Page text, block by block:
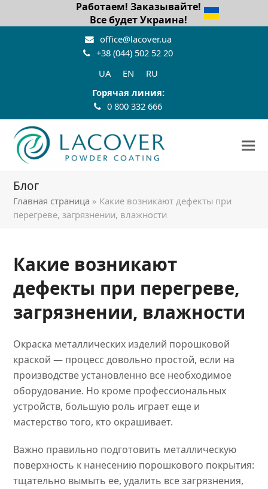
Работаем! Заказывайте!
Все будет Украина!
office@lacover.ua
+38 (044) 502 52 20
UA
EN
RU
Горячая линия:
0 800 332 666
Блог
Главная страница » Какие возникают дефекты при
перегреве, загрязнении, влажности
Какие возникают
дефекты при перегреве,
загрязнении, влажности
Окраска металлических изделий порошковой
краской — процесс довольно простой, если на
производстве установленно все необходимое
оборудование. Но кроме профессиональных
устройств, большую роль играет еще и
мастерство того, кто окрашивает.
Важно правильно подготовить металлическую
поверхность к нанесению порошкового покрытия:
тщательно вымыть ее, удалить все загрязнения,